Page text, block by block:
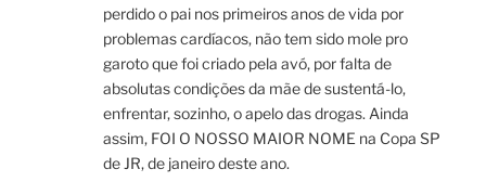
perdido o pai nos primeiros anos de vida por
problemas cardíacos, não tem sido mole pro
garoto que foi criado pela avó, por falta de
absolutas condições da mãe de sustentá-lo,
enfrentar, sozinho, o apelo das drogas. Ainda
assim, FOI O NOSSO MAIOR NOME na Copa SP
de JR, de janeiro deste ano.